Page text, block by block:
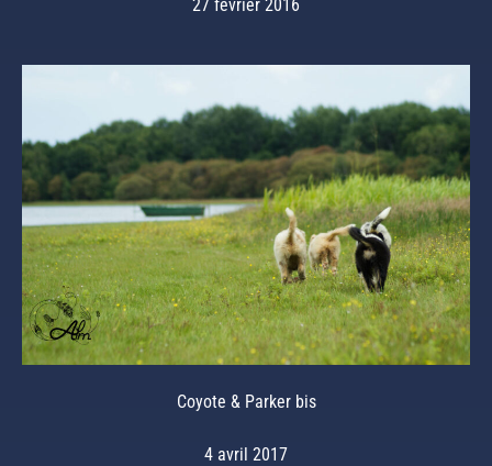
27 février 2016
Coyote & Parker bis
4 avril 2017